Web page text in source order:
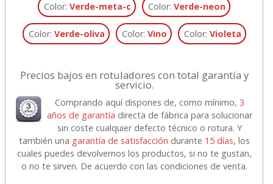
Color:Verde-meta-c Color:Verde-neon
Color: Verde-oliva Color: Vino Color: Violeta
Precios bajos en rotuladores con total garantía y
servicio.
Comprando aquí dispones de, como mínimo, 3
años de garantía directa de fábrica para solucionar
sin coste cualquier defecto técnico o rotura. Y
también una garantía de satisfacción durante 15 días, los
cuales puedes devolvernos los productos, si no te gustan,
o no te sirven. De acuerdo con las condiciones de venta.